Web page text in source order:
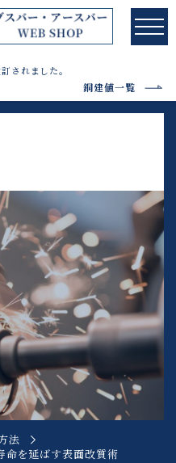
されました。
銅建値一覧
法
命を延ばす表面改質術